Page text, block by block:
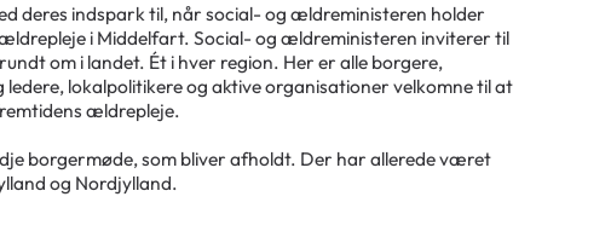
deres indspark til, når social- og ældreministeren holder
i Middelfart. Social- og ældreministeren inviterer til
om i landet. Ét i hver region. Her er alle borgere,
lokalpolitikere og aktive organisationer velkomne til at
ældrepleje.
borgermøde, som bliver afholdt. Der har allerede været
og Nordjylland.